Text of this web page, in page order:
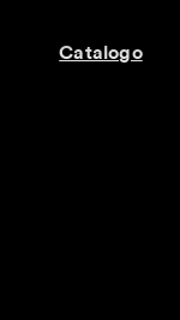
Catalogo